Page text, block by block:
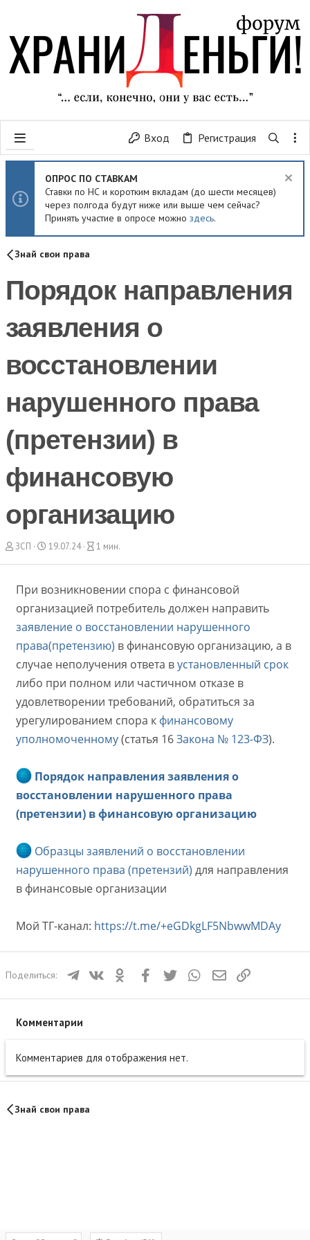
Вход Регистрация
ОПРОС ПО СТАВКАМ
Ставки по НС и коротким вкладам (до шести месяцев)
через полгода будут ниже или выше чем сейчас?
Принять участие в опросе можно здесь.
Знай свои права
Порядок направления
заявления о
восстановлении
нарушенного права
(претензии) в
финансовую
организацию
А
о
р
ЗСП
Д
с
о
д
а
и
я
19.07.24
В
я
ч
е
н
я
1 мин.
При возникновении спора с финансовой
организацией потребитель должен направить
заявление о восстановлении нарушенного
права(претензию) в финансовую организацию, а в
случае неполучения ответа вустановленный срок
либо при полном или частичном отказе в
удовлетворении требований, обратиться за
урегулированием спора к финансовому
уполномоченному(статья 16Закона № 123-ФЗ).
Порядок направления заявления о
восстановлении нарушенного права
(претензии) в финансовую организацию
Образцы заявлений о восстановлении
нарушенного права (претензий) для направления
в финансовые организации
Мой ТГ-канал: https://t.me/+eGDkgLF5NbwwMDAy
Поделиться: ТелеграмВКонтактеОдноклассники
FacebookTwitter WhatsAppЭлектронная почта
Комментарии
Комментариев для отображения нет.
Знай свои права